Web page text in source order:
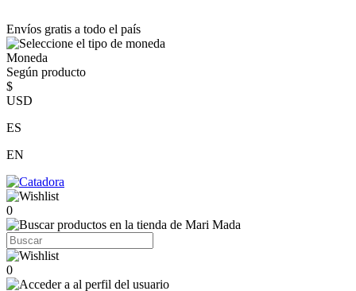
Envíos gratis a todo el país
Moneda
Según producto
$
USD
ES
EN
0
0